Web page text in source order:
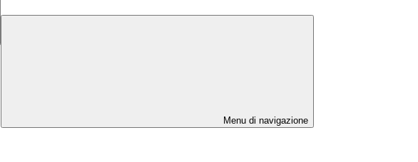
Menu di navigazione